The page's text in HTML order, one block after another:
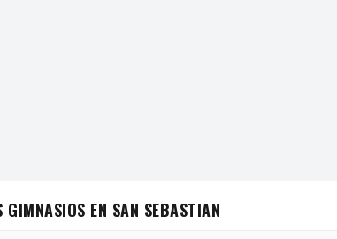
GIMNASIOS EN SAN SEBASTIAN